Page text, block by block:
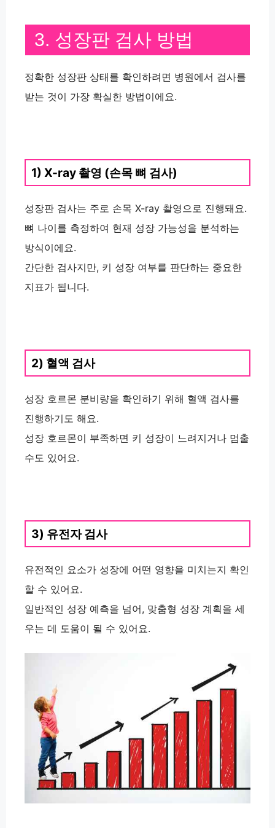
3. 성장판 검사 방법
정확한 성장판 상태를 확인하려면 병원에서 검사를
받는 것이 가장 확실한 방법이에요.
1) X-ray 촬영 (손목 뼈 검사)
성장판 검사는 주로 손목 X-ray 촬영으로 진행돼요.
뼈 나이를 측정하여 현재 성장 가능성을 분석하는
방식이에요.
간단한 검사지만, 키 성장 여부를 판단하는 중요한
지표가 됩니다.
2) 혈액 검사
성장 호르몬 분비량을 확인하기 위해 혈액 검사를
진행하기도 해요.
성장 호르몬이 부족하면 키 성장이 느려지거나 멈출
수도 있어요.
3) 유전자 검사
유전적인 요소가 성장에 어떤 영향을 미치는지 확인
할 수 있어요.
일반적인 성장 예측을 넘어, 맞춤형 성장 계획을 세
우는 데 도움이 될 수 있어요.